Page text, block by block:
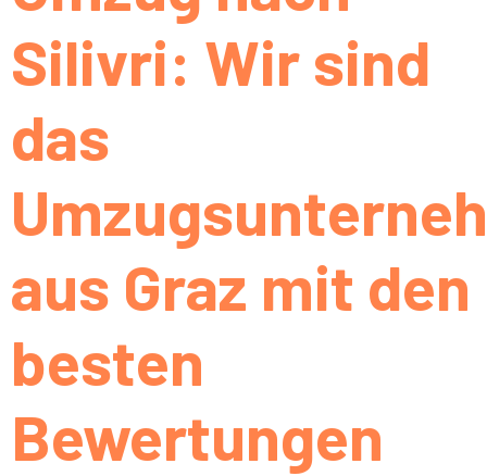
Silivri: Wir sind
das
aus Graz mit den
besten
Bewertungen